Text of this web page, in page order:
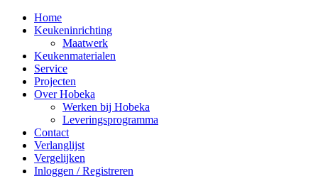
Home
Keukeninrichting
Maatwerk
Keukenmaterialen
Service
Projecten
Over Hobeka
Werken bij Hobeka
Leveringsprogramma
Contact
Verlanglijst
Vergelijken
Inloggen / Registreren